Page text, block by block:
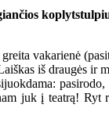
vakarienė
iš draugės
juk į teatrą! Ryt